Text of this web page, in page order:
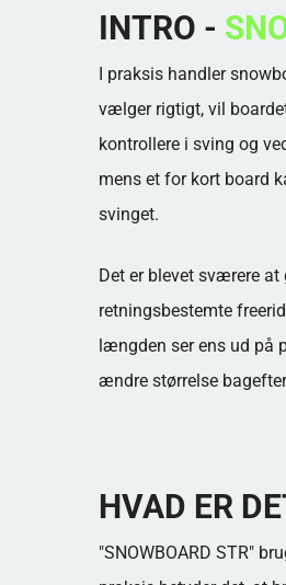
INTRO -
I praksis handler
vælger rigtigt, vil
kontrollere i sving og
mens et for kort board
svinget.
Det er blevet sværere at
retningsbestemte
længden ser ens ud på
ændre størrelse
HVAD ER
"SNOWBOARD STR"